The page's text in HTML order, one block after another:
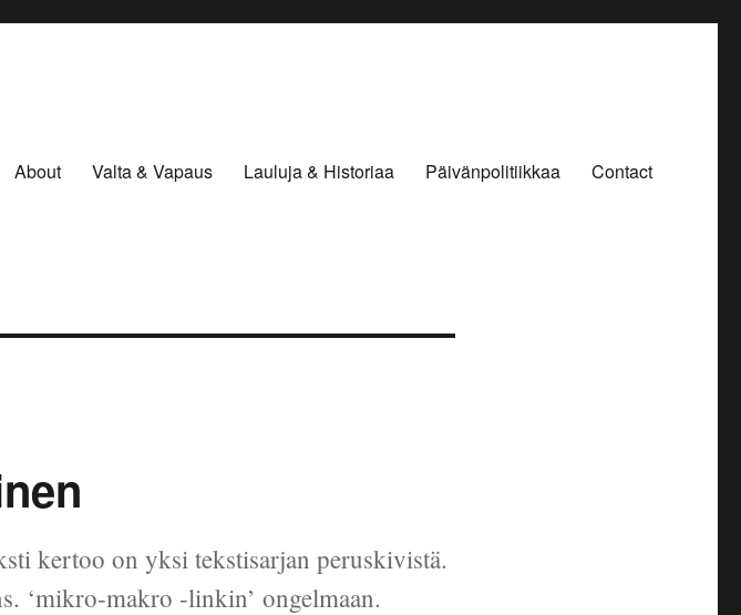
About Valta & Vapaus Lauluja & Historiaa Päivänpolitiikkaa Contact
kertoo on yksi tekstisarjan peruskivistä.
‘mikro-makro -linkin’ ongelmaan.